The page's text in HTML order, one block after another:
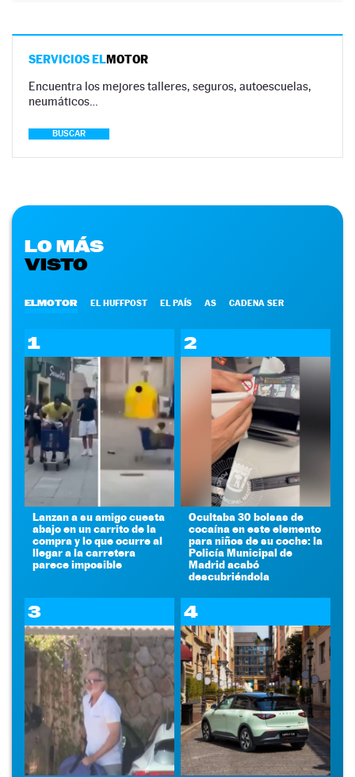
SERVICIOS ELMOTOR
Encuentra los mejores talleres, seguros, autoescuelas,
neumáticos…
BUSCAR
LO MÁS
VISTO
ELMOTOR EL HUFFPOST EL PAÍS AS CADENA SER
1
Lanzan a su amigo cuesta
abajo en un carrito de la
compra y lo que ocurre al
llegar a la carretera
parece imposible
2
Ocultaba 30 bolsas de
cocaína en este elemento
para niños de su coche: la
Policía Municipal de
Madrid acabó
descubriéndola
3 4